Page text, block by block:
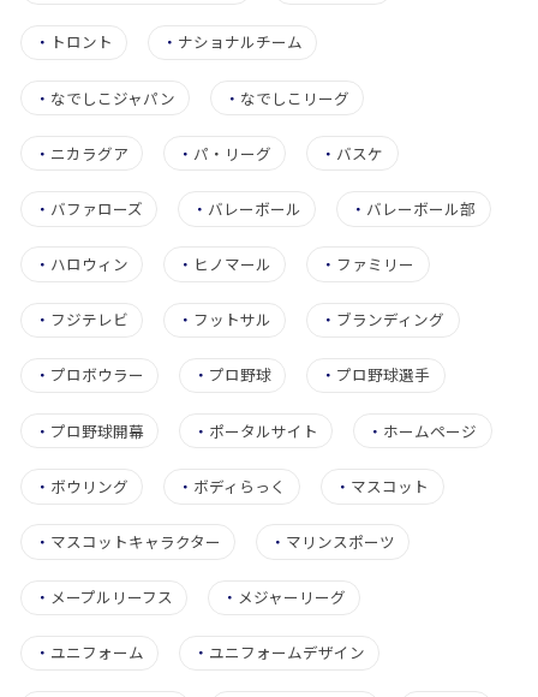
・ トロント ・ ナショナルチーム
・ なでしこジャパン ・ なでしこリーグ
・ ニカラグア ・ パ・リーグ ・ バスケ
・ バファローズ ・ バレーボール ・ バレーボール部
・ ハロウィン ・ ヒノマール ・ ファミリー
・ フジテレビ ・ フットサル ・ ブランディング
・ プロボウラー ・ プロ野球 ・ プロ野球選手
・ プロ野球開幕 ・ ポータルサイト ・ ホームページ
・ ボウリング ・ ボディらっく ・ マスコット
・ マスコットキャラクター ・ マリンスポーツ
・ メープルリーフス ・ メジャーリーグ
・ ユニフォーム ・ ユニフォームデザイン